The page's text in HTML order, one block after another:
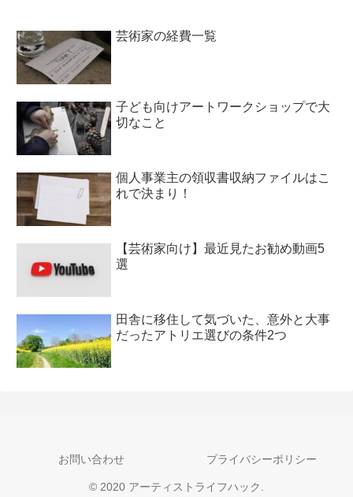
芸術家の経費一覧
子ども向けアートワークショップで大
切なこと
個人事業主の領収書収納ファイルはこ
れで決まり！
【芸術家向け】最近見たお勧め動画5
選
田舎に移住して気づいた、意外と大事
だったアトリエ選びの条件2つ
お問い合わせ プライバシーポリシー
© 2020 アーティストライフハック.